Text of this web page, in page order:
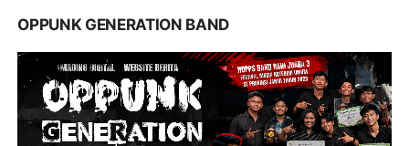
OPPUNK GENERATION BAND